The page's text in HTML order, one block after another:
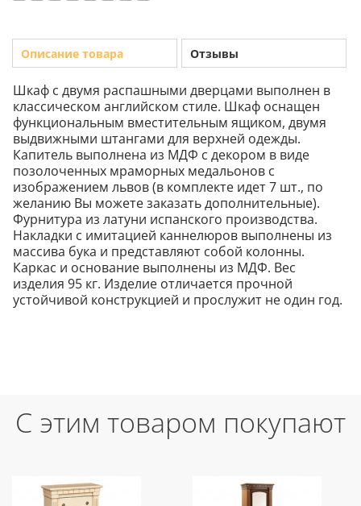
Описание товара Отзывы
Шкаф с двумя распашными дверцами выполнен в
классическом английском стиле. Шкаф оснащен
функциональным вместительным ящиком, двумя
выдвижными штангами для верхней одежды.
Капитель выполнена из МДФ с декором в виде
позолоченных мраморных медальонов с
изображением львов (в комплекте идет 7 шт., по
желанию Вы можете заказать дополнительные).
Фурнитура из латуни испанского производства.
Накладки с имитацией каннелюров выполнены из
массива бука и представляют собой колонны.
Каркас и основание выполнены из МДФ. Вес
изделия 95 кг. Изделие отличается прочной
устойчивой конструкцией и прослужит не один год.
С этим товаром покупают